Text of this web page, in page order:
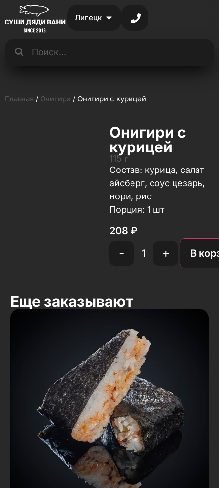
Липецк
Главная / Онигири / Онигири с курицей
Онигири с
курицей
115 г
Состав: курица, салат
айсберг, соус цезарь,
нори, рис
Порция: 1 шт
208 ₽
- + В
Еще заказывают